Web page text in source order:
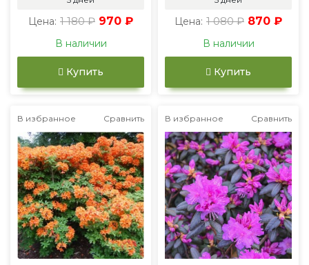
Цена: 1 180 ₽ 970 ₽
В наличии
Купить
Цена: 1 080 ₽ 870 ₽
В наличии
Купить
В избранное Сравнить В избранное Сравнить